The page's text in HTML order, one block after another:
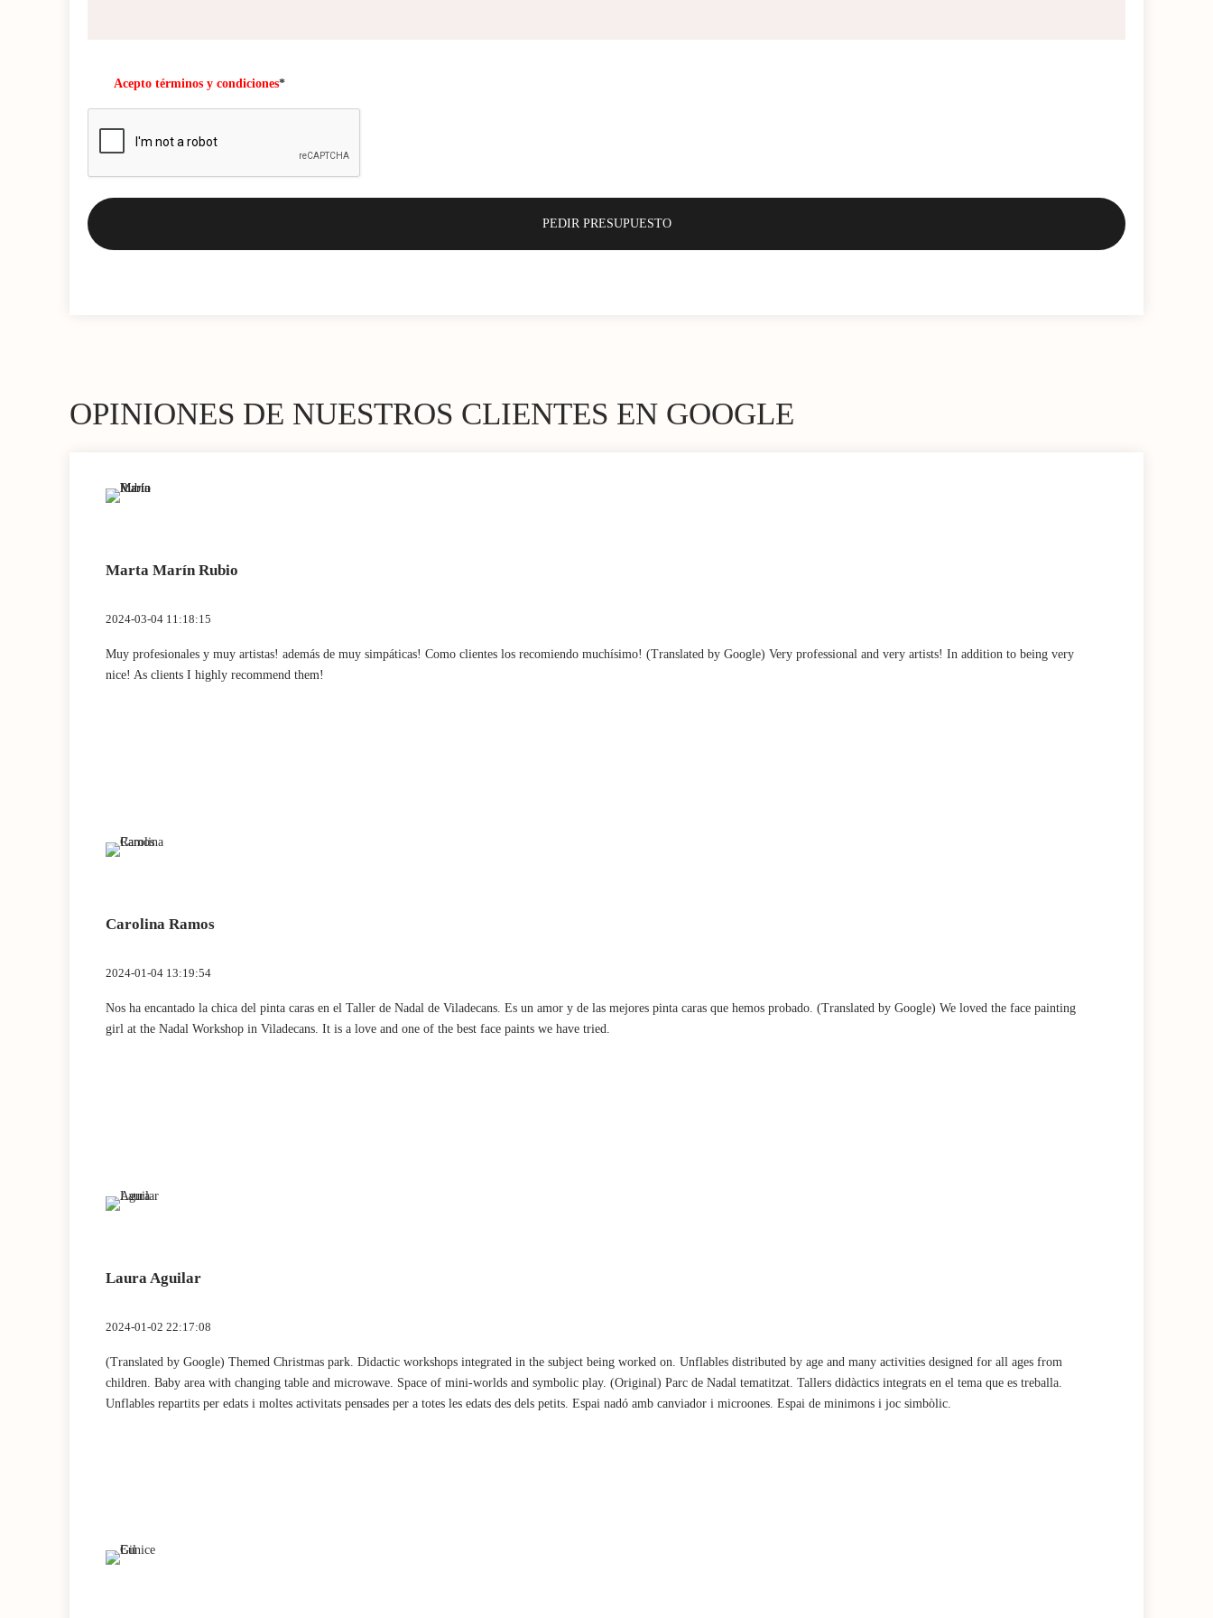
Acepto términos y condiciones*
OPINIONES DE NUESTROS CLIENTES EN GOOGLE
Marta Marín Rubio
2024-03-04 11:18:15
Muy profesionales y muy artistas! además de muy simpáticas! Como clientes los recomiendo muchísimo! (Translated by Google) Very professional and very artists! In addition to being very
nice! As clients I highly recommend them!
Carolina Ramos
2024-01-04 13:19:54
Nos ha encantado la chica del pinta caras en el Taller de Nadal de Viladecans. Es un amor y de las mejores pinta caras que hemos probado. (Translated by Google) We loved the face painting
girl at the Nadal Workshop in Viladecans. It is a love and one of the best face paints we have tried.
Laura Aguilar
2024-01-02 22:17:08
(Translated by Google) Themed Christmas park. Didactic workshops integrated in the subject being worked on. Unflables distributed by age and many activities designed for all ages from
children. Baby area with changing table and microwave. Space of mini-worlds and symbolic play. (Original) Parc de Nadal tematitzat. Tallers didàctics integrats en el tema que es treballa.
Unflables repartits per edats i moltes activitats pensades per a totes les edats des dels petits. Espai nadó amb canviador i microones. Espai de minimons i joc simbòlic.